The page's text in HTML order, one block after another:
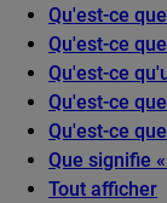
Qu'est-ce
Qu'est-ce
Qu'est-ce
Qu'est-ce
Qu'est-ce
Que signifie
Tout afficher